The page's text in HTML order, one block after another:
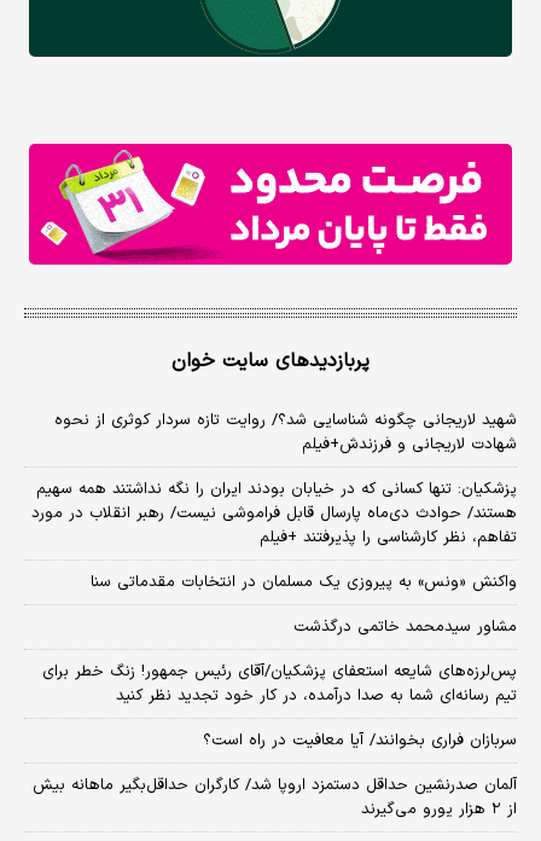
پربازدیدهای سایت خوان
شهید لاریجانی چگونه شناسایی شد؟/ روایت تازه سردار کوثری از نحوه
شهادت لاریجانی و فرزندش+فیلم
پزشکیان: تنها کسانی که در خیابان بودند ایران را نگه نداشتند همه سهیم
هستند/ حوادث دی‌ماه پارسال قابل فراموشی نیست/ رهبر انقلاب در مورد
تفاهم، نظر کارشناسی را پذیرفتند +فیلم
واکنش «ونس» به پیروزی یک مسلمان در انتخابات مقدماتی سنا
مشاور سیدمحمد خاتمی درگذشت
پس‌لرزه‌های شایعه استعفای پزشکیان/آقای رئیس جمهور! زنگ خطر برای
تیم رسانه‌ای شما به صدا درآمده، در کار خود تجدید نظر کنید
سربازان فراری بخوانند/ آیا معافیت در راه است؟
آلمان صدرنشین حداقل دستمزد اروپا شد/ کارگران حداقل‌بگیر ماهانه بیش
از ۲ هزار یورو می‌گیرند